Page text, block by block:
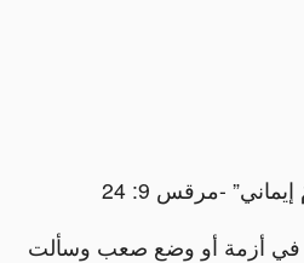
-مرقس 9: 24
أزمة أو وضع صعب وسألت